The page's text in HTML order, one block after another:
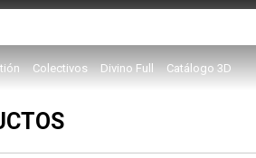
Colectivos Divino Full Catálogo 3D